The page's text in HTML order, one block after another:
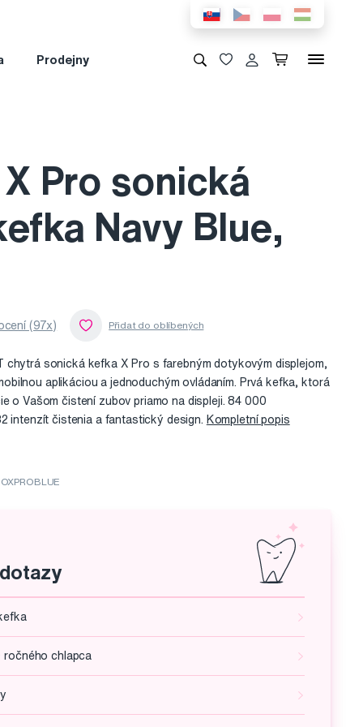
Prodejny
Pro sonická
Navy Blue,
(97x)
chytrá sonická kefka X Pro s farebným dotykovým displejom,
aplikáciou a jednoduchým ovládaním. Prvá kefka, ktorá
o Vašom čistení zubov priamo na displeji. 84 000
intenzít čistenia a fantastický design. Kompletní popis
ročného chlapca